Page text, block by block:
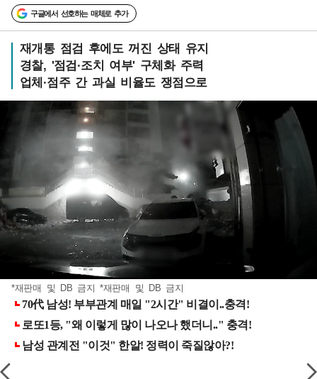
구글에서 선호하는 매체로 추가
재개통 점검 후에도 꺼진 상태 유지
경찰, '점검·조치 여부' 구체화 주력
업체·점주 간 과실 비율도 쟁점으로
*재판매 및 DB 금지 *재판매 및 DB 금지